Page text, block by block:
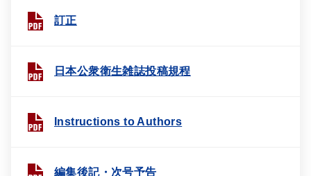
訂正
日本公衆衛生雑誌投稿規程
Instructions to Authors
編集後記・次号予告